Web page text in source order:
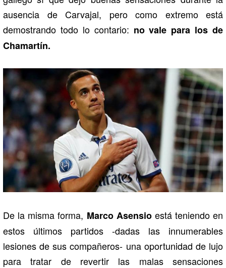
ausencia de Carvajal, pero como extremo está
demostrando todo lo contario: no vale para los de
Chamartín.
De la misma forma, Marco Asensioestá teniendo en
estos últimos partidos -dadas las innumerables
lesiones de sus compañeros- una oportunidad de lujo
para tratar de revertir las malas sensaciones